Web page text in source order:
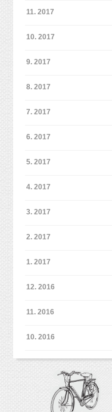
11. 2017
10. 2017
9. 2017
8. 2017
7. 2017
6. 2017
5. 2017
4. 2017
3. 2017
2. 2017
1. 2017
12. 2016
11. 2016
10. 2016